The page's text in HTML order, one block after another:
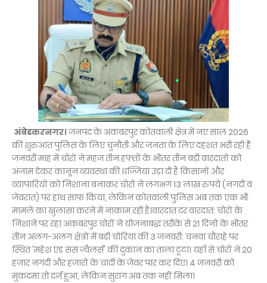
अंबेडकरनगर।जनपद के अकबरपुर कोतवाली क्षेत्र में नए साल 2026
की शुरुआत पुलिस के लिए चुनौती और जनता के लिए दहशत भरी रही है
जनवरी माह में चोरों ने महज तीन हफ्तों के भीतर तीन बड़ी वारदातों को
अंजाम देकर कानून व्यवस्था की धज्जियां उड़ा दी हैं किसानों और
व्यापारियों को निशाना बनाकर चोरों ने लगभग 13 लाख रुपये (नगदी व
जेवरात) पर हाथ साफ किया, लेकिन कोतवाली पुलिस अब तक एक भी
मामले का खुलासा करने में नाकाम रही है।वारदात दर वारदात: चोरों के
निशाने पर रहा अकबरपुर चोरों ने योजनाबद्ध तरीके से 21 दिनों के भीतर
तीन अलग-अलग क्षेत्रों में बड़ी चोरियां कीं 3 जनवरी: चनवा चौराहे पर
स्थित 'महेश एंड संस ज्वैलर्स' की दुकान का ताला टूटा। यहाँ से चोरों ने 20
हजार नगदी और हजारों के चांदी के जेवर पार कर दिए। 4 जनवरी को
मुकदमा तो दर्ज हुआ, लेकिन सुराग अब तक नहीं मिला।